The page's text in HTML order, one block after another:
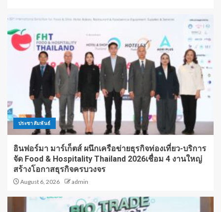
ประชาสัมพันธ์
อินฟอร์มา มาร์เก็ตส์ ผนึกเครือข่ายธุรกิจท่องเที่ยว-บริการ
จัด Food & Hospitality Thailand 2026เชื่อม 4 งานใหญ่
สร้างโอกาสธุรกิจครบวงจร
August 6, 2026 admin